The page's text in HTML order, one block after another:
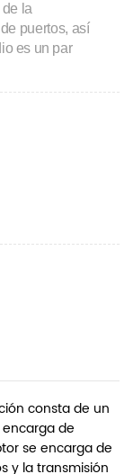
la
puertos, así
es un par
consta de un
de
se encarga de
y la transmisión